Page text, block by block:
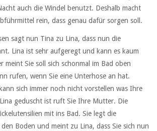
auch die Windel benutzt. Deshalb macht
rein, dass genau dafür sorgen soll.
sagt nun Tina zu Lina, dass nun die
Lina ist sehr aufgeregt und kann es kaum
meint Sie soll sich schonmal im Bad oben
rufen, wenn Sie eine Unterhose an hat.
sich immer noch nicht vorstellen was Ihre
geduscht ist ruft Sie Ihre Mutter. Die
mit ins Bad. Sie legt die
Boden und meint zu Lina, dass Sie sich nun